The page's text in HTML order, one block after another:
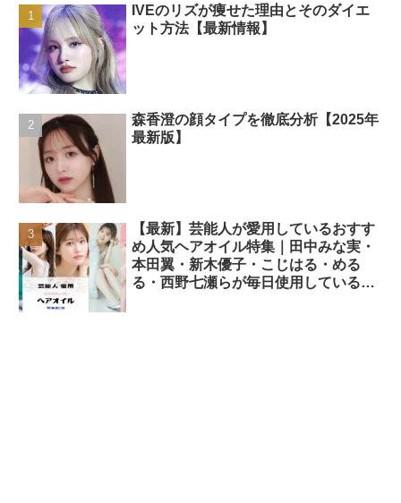
IVEのリズが痩せた理由とそのダイエ
ット方法【最新情報】
森香澄の顔タイプを徹底分析【2025年
最新版】
【最新】芸能人が愛用しているおすす
め人気ヘアオイル特集｜田中みな実・
本田翼・新木優子・こじはる・める
る・西野七瀬らが毎日使用しているヘ